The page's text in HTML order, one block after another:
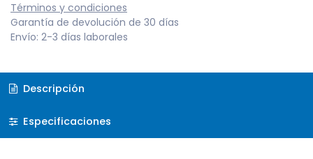
Términos y condiciones
Garantía de devolución de 30 días
Envío: 2-3 días laborales
Descripción
Especificaciones